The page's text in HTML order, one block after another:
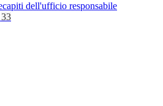
dell'ufficio responsabile
33